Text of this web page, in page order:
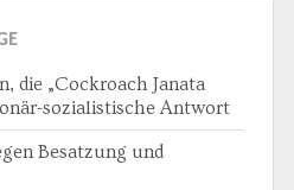
die „Cockroach Janata
sozialistische Antwort
Besatzung und